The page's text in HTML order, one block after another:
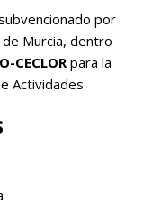
por
Murcia, dentro
CECLOR para la
Actividades